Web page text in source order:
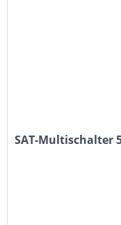
SAT-Multischalter